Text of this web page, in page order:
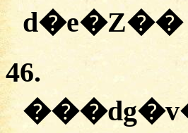
46.
�